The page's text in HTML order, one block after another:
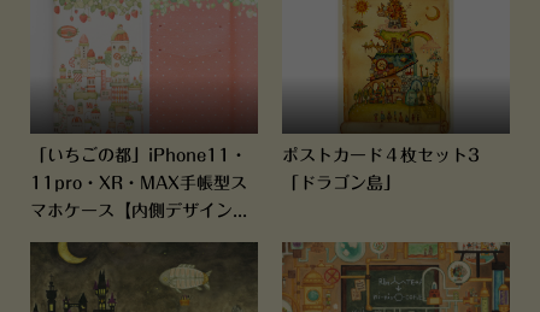
「いちごの都」iPhone11・
11pro・XR・MAX手帳型ス
マホケース【内側デザイン...
ポストカード４枚セット3
「ドラゴン島」